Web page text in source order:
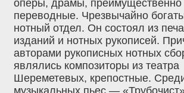
оперы, драмы, преимущественно
переводные. Чрезвычайно
нотный отдел. Он состоял из
изданий и нотных рукописей.
авторами рукописных нотных
являлись композиторы из театра
Шереметевых, крепостные.